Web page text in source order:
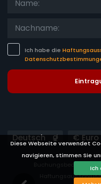
Diese Webseite verwendet
navigieren, stimmen Sie
Ich
Ich habe die
Languages
Buchungsbedingungen
Haftungsausschluss